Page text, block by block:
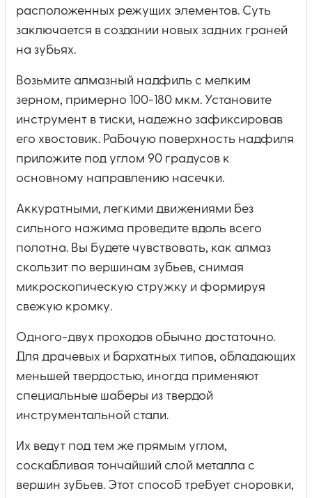
расположенных режущих элементов. Суть
заключается в создании новых задних граней
на зубьях.
Возьмите алмазный надфиль с мелким
зерном, примерно 100-180 мкм. Установите
инструмент в тиски, надежно зафиксировав
его хвостовик. Рабочую поверхность надфиля
приложите под углом 90 градусов к
основному направлению насечки.
Аккуратными, легкими движениями без
сильного нажима проведите вдоль всего
полотна. Вы будете чувствовать, как алмаз
скользит по вершинам зубьев, снимая
микроскопическую стружку и формируя
свежую кромку.
Одного-двух проходов обычно достаточно.
Для драчевых и бархатных типов, обладающих
меньшей твердостью, иногда применяют
специальные шаберы из твердой
инструментальной стали.
Их ведут под тем же прямым углом,
соскабливая тончайший слой металла с
вершин зубьев. Этот способ требует сноровки,